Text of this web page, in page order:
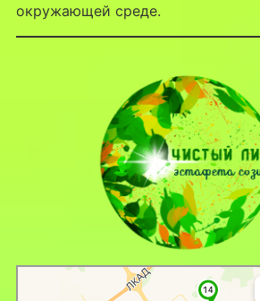
окружающей среде.
Яндекс Карты — транспорт, навигация, поиск